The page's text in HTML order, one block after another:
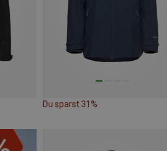
Du sparst 31%